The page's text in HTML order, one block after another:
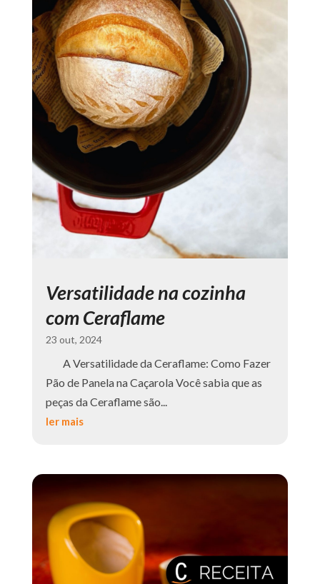
Versatilidade na cozinha
com Ceraflame
23 out, 2024
A Versatilidade da Ceraflame: Como Fazer
Pão de Panela na Caçarola Você sabia que as
peças da Ceraflame são...
ler mais